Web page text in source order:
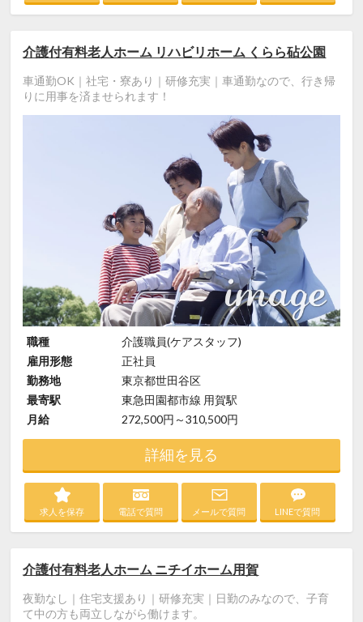
介護付有料老人ホーム リハビリホーム くらら砧公園
車通勤OK｜社宅・寮あり｜研修充実｜車通勤なので、行き帰
りに用事を済ませられます！
職種
介護職員(ケアスタッフ)
雇用形態
正社員
勤務地
東京都世田谷区
最寄駅
東急田園都市線 用賀駅
月給
272,500円～310,500円
詳細を見る
求人を保存 電話で質問 メールで質問 LINEで質問
介護付有料老人ホーム ニチイホーム用賀
夜勤なし｜住宅支援あり｜研修充実｜日勤のみなので、子育
て中の方も両立しながら働けます。